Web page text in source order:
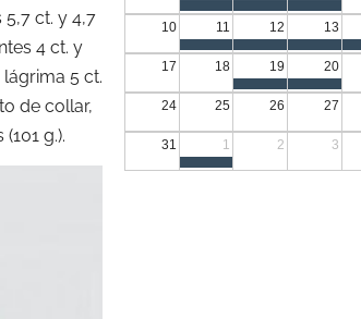
ct. y 4,7
4 ct. y
5 ct.
de collar,
g.).
10 11 12 13
17 18 19 20
24 25 26 27
31 1 2 3